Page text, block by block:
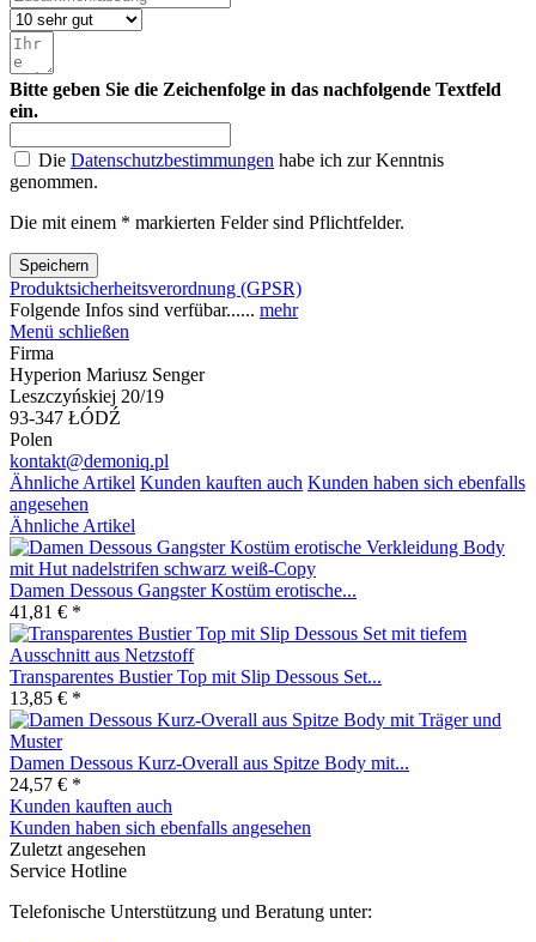
Bitte geben Sie die Zeichenfolge in das nachfolgende Textfeld
ein.
Die Datenschutzbestimmungen habe ich zur Kenntnis
genommen.
Die mit einem * markierten Felder sind Pflichtfelder.
Speichern
Produktsicherheitsverordnung (GPSR)
Folgende Infos sind verfübar...... mehr
Menü schließen
Firma
Hyperion Mariusz Senger
Leszczyńskiej 20/19
93-347 ŁÓDŹ
Polen
kontakt@demoniq.pl
Ähnliche Artikel Kunden kauften auch Kunden haben sich ebenfalls
angesehen
Ähnliche Artikel
Damen Dessous Gangster Kostüm erotische...
41,81 € *
Transparentes Bustier Top mit Slip Dessous Set...
13,85 € *
Damen Dessous Kurz-Overall aus Spitze Body mit...
24,57 € *
Kunden kauften auch
Kunden haben sich ebenfalls angesehen
Zuletzt angesehen
Service Hotline
Telefonische Unterstützung und Beratung unter: